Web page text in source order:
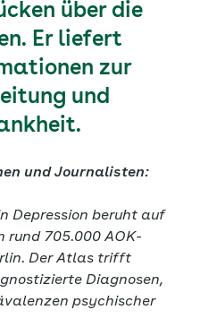
über die
Er liefert
zur
und
und Journalisten:
Depression beruht auf
rund 705.000 AOK-
Der Atlas trifft
Diagnosen,
psychischer